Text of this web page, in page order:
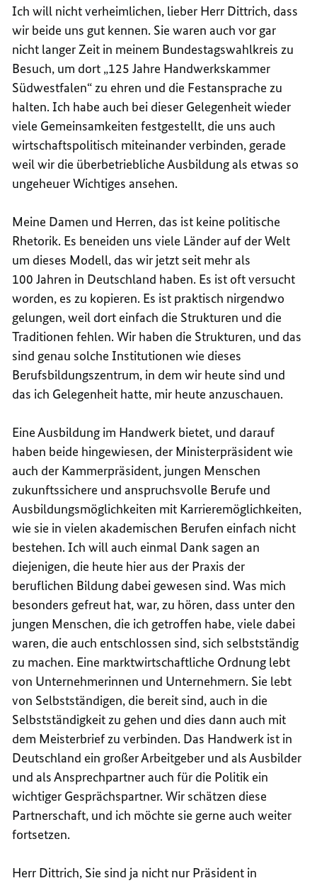
Ich will nicht verheimlichen, lieber Herr Dittrich, dass
wir beide uns gut kennen. Sie waren auch vor gar
nicht langer Zeit in meinem Bundestagswahlkreis zu
Besuch, um dort „125 Jahre Handwerkskammer
Südwestfalen“ zu ehren und die Festansprache zu
halten. Ich habe auch bei dieser Gelegenheit wieder
viele Gemeinsamkeiten festgestellt, die uns auch
wirtschaftspolitisch miteinander verbinden, gerade
weil wir die überbetriebliche Ausbildung als etwas so
ungeheuer Wichtiges ansehen.
Meine Damen und Herren, das ist keine politische
Rhetorik. Es beneiden uns viele Länder auf der Welt
um dieses Modell, das wir jetzt seit mehr als
100 Jahren in Deutschland haben. Es ist oft versucht
worden, es zu kopieren. Es ist praktisch nirgendwo
gelungen, weil dort einfach die Strukturen und die
Traditionen fehlen. Wir haben die Strukturen, und das
sind genau solche Institutionen wie dieses
Berufsbildungszentrum, in dem wir heute sind und
das ich Gelegenheit hatte, mir heute anzuschauen.
Eine Ausbildung im Handwerk bietet, und darauf
haben beide hingewiesen, der Ministerpräsident wie
auch der Kammerpräsident, jungen Menschen
zukunftssichere und anspruchsvolle Berufe und
Ausbildungsmöglichkeiten mit Karrieremöglichkeiten,
wie sie in vielen akademischen Berufen einfach nicht
bestehen. Ich will auch einmal Dank sagen an
diejenigen, die heute hier aus der Praxis der
beruflichen Bildung dabei gewesen sind. Was mich
besonders gefreut hat, war, zu hören, dass unter den
jungen Menschen, die ich getroffen habe, viele dabei
waren, die auch entschlossen sind, sich selbstständig
zu machen. Eine marktwirtschaftliche Ordnung lebt
von Unternehmerinnen und Unternehmern. Sie lebt
von Selbstständigen, die bereit sind, auch in die
Selbstständigkeit zu gehen und dies dann auch mit
dem Meisterbrief zu verbinden. Das Handwerk ist in
Deutschland ein großer Arbeitgeber und als Ausbilder
und als Ansprechpartner auch für die Politik ein
wichtiger Gesprächspartner. Wir schätzen diese
Partnerschaft, und ich möchte sie gerne auch weiter
fortsetzen.
Herr Dittrich, Sie sind ja nicht nur Präsident in